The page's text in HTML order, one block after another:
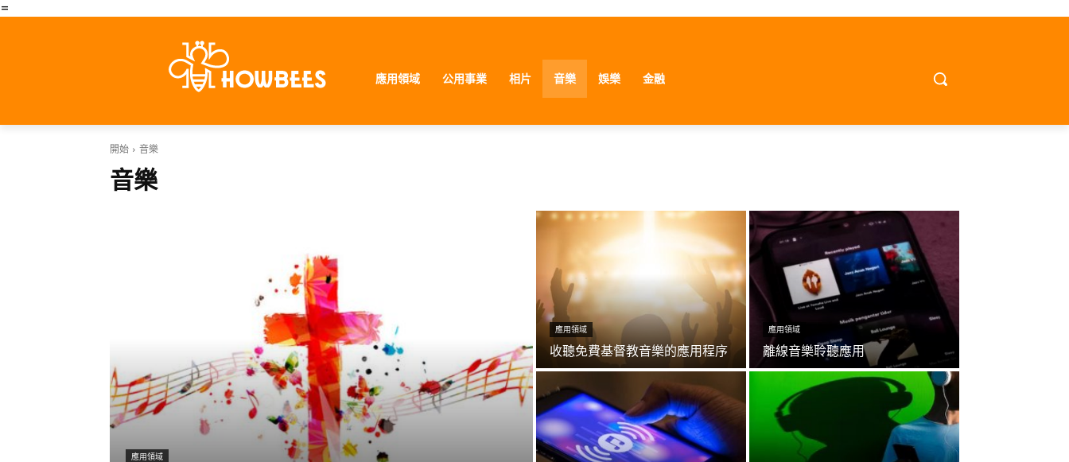
=
應用領域 公用事業 相片 音樂 娛樂 金融
開始 音樂
音樂
應用領域
應用領域
收聽免費基督教音樂的應用程序
應用領域
離線音樂聆聽應用